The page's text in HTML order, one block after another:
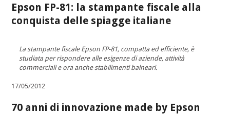
Epson FP-81: la stampante fiscale alla
conquista delle spiagge italiane
La stampante fiscale Epson FP-81, compatta ed efficiente, è
studiata per rispondere alle esigenze di aziende, attività
commerciali e ora anche stabilimenti balneari.
17/05/2012
70 anni di innovazione made by Epson